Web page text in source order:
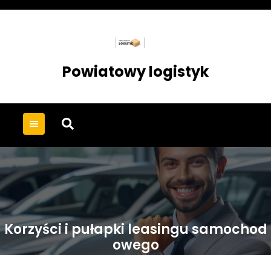
Skip
Powiatowy logistyk
Korzyści i pułapki leasingu samochod
owego